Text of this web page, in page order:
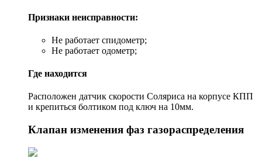
Признаки неисправности:
Не работает спидометр;
Не работает одометр;
Где находится
Расположен датчик скорости Соляриса на корпусе КПП
и крепиться болтиком под ключ на 10мм.
Клапан изменения фаз газораспределения